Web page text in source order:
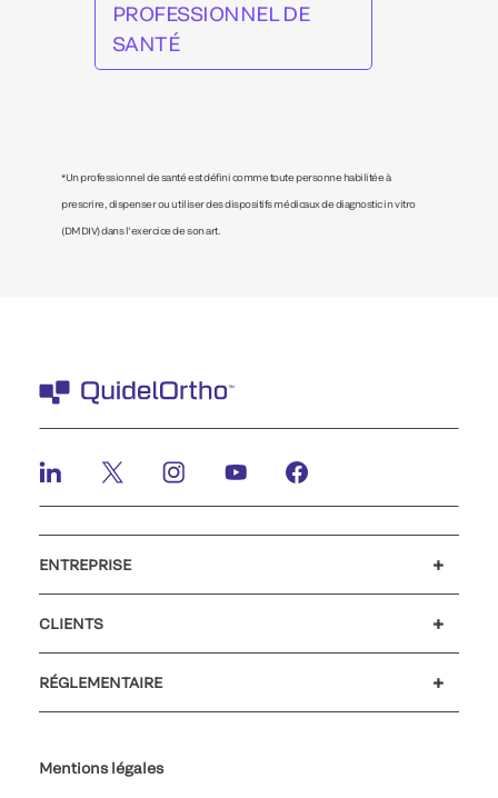
PROFESSIONNEL DE
SANTÉ
*Un professionnel de santé est défini comme toute personne habilitée à
prescrire, dispenser ou utiliser des dispositifs médicaux de diagnostic in vitro
(DMDIV) dans l’exercice de son art.
ENTREPRISE
CLIENTS
RÉGLEMENTAIRE
Mentions légales